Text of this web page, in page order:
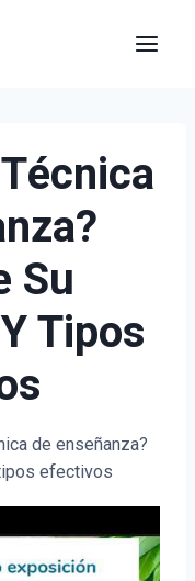
Su
Tipos
de enseñanza?
efectivos